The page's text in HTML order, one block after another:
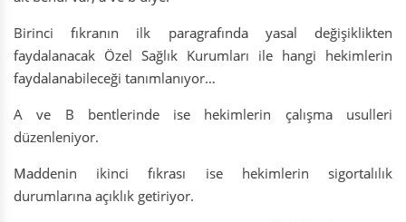
Birinci fıkranın ilk paragrafında yasal değişiklikten
faydalanacak Özel Sağlık Kurumları ile hangi hekimlerin
faydalanabileceği tanımlanıyor…
A ve B bentlerinde ise hekimlerin çalışma usulleri
düzenleniyor.
Maddenin ikinci fıkrası ise hekimlerin sigortalılık
durumlarına açıklık getiriyor.